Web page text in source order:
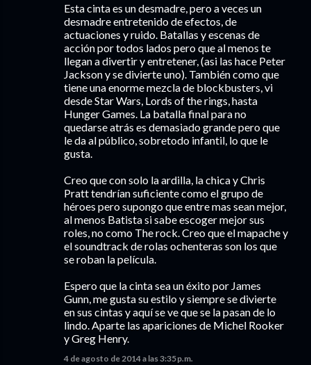
Esta cinta es un desmadre, pero a veces un
desmadre entretenido de efectos, de
actuaciones y ruido. Batallas y escenas de
acción por todos lados pero que al menos te
llegan a divertir y entretener, (asi las hace Peter
Jackson y se divierte uno). También como que
tiene una enorme mezcla de blockbusters, vi
desde Star Wars, Lords of the rings, hasta
Hunger Games. La batalla final para no
quedarse atrás es demasiado grande pero que
le da al público, sobretodo infantil, lo que le
gusta.
Creo que con solo la ardilla, la chica y Chris
Pratt tendrían suficiente como el grupo de
héroes pero supongo que entre mas sean mejor,
al menos Batista si sabe escoger mejor sus
roles, no como The rock. Creo que el mapache y
el soundtrack de rolas ochenteras son los que
se roban la película.
Espero que la cinta sea un éxito por James
Gunn, me gusta su estilo y siempre se divierte
en sus cintas y aquí se ve que se la pasan de lo
lindo. Aparte las apariciones de Michel Rooker
y Greg Henry.
4 de agosto de 2014 a las 3:35 p.m.